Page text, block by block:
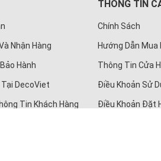
Nhận Hàng
Hành
DecoViet
Tin Khách Hàng
THÔNG TIN
Chính Sách
Hướng Dẫn Mua
Thông Tin Cửa
Điều Khoản Sử
Điều Khoản Đặt